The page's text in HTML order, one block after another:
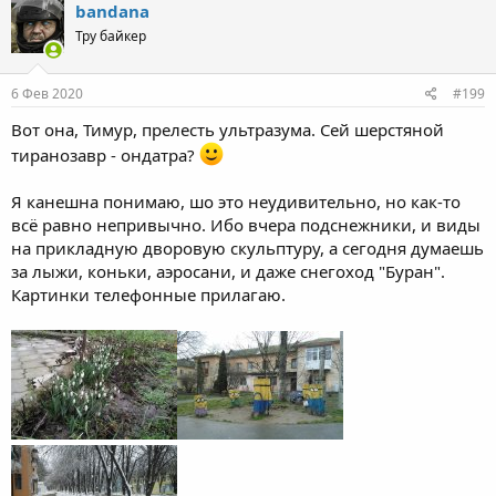
t
i
o
n
s
bandana
Тру байкер
6 Фев 2020 #199
Вот она, Тимур, прелесть ультразума. Сей шерстяной
тиранозавр - ондатра?
Я канешна понимаю, шо это неудивительно, но как-то
всё равно непривычно. Ибо вчера подснежники, и виды
на прикладную дворовую скульптуру, а сегодня думаешь
за лыжи, коньки, аэросани, и даже снегоход "Буран".
Картинки телефонные прилагаю.